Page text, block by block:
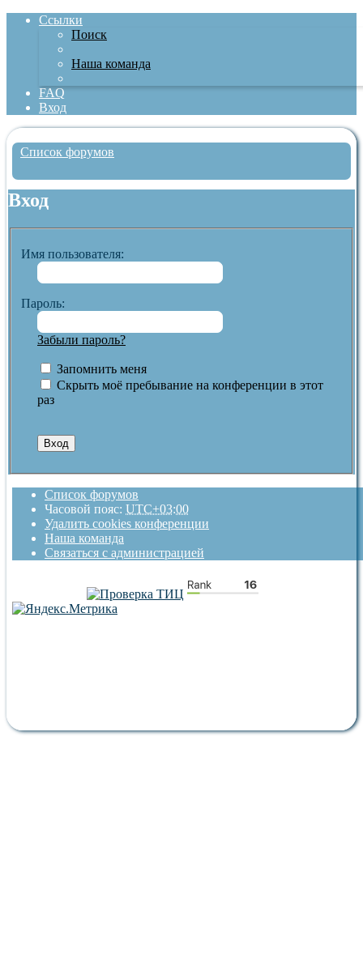
Ссылки
Поиск
Наша команда
FAQ
Вход
Список форумов
Вход
Имя пользователя:
Пароль:
Забыли пароль?
Запомнить меня
Скрыть моё пребывание на конференции в этот
раз
Список форумов
Часовой пояс: UTC+03:00
Удалить cookies конференции
Наша команда
Связаться с администрацией